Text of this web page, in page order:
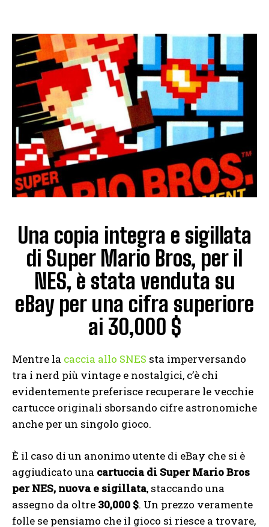
Una copia integra e sigillata
di Super Mario Bros, per il
NES, è stata venduta su
eBay per una cifra superiore
ai 30,000 $
Mentre la caccia allo SNES sta imperversando
tra i nerd più vintage e nostalgici, c’è chi
evidentemente preferisce recuperare le vecchie
cartucce originali sborsando cifre astronomiche
anche per un singolo gioco.
È il caso di un anonimo utente di eBay che si è
aggiudicato una cartuccia di Super Mario Bros
per NES, nuova e sigillata, staccando una
assegno da oltre 30,000 $. Un prezzo veramente
folle se pensiamo che il gioco si riesce a trovare,